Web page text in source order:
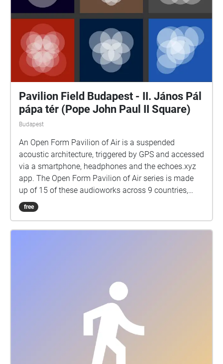
Pavilion Field Budapest - II. János Pál
pápa tér (Pope John Paul II Square)
Budapest
An Open Form Pavilion of Air is a suspended
acoustic architecture, triggered by GPS and accessed
via a smartphone, headphones and the echoes.xyz
app. The Open Form Pavilion of Air series is made
up of 15 of these audioworks across 9 countries,
each offers a playful renewal and reframing of public
space as an essential engagement for the
collection of 9 audioworks from the Open Form
Pavilion of Air series across the 6.25 hectares (250m
x 250m) of II. János Pál pápa tér (Pope John Paul II
unique tuning system, the many sounds forming
these acoustic architectures create the effect for
listeners of physically changing how they hear the
free